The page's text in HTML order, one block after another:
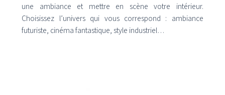
une ambiance et mettre en scène votre intérieur.
Choisissez l’univers qui vous correspond : ambiance
futuriste, cinéma fantastique, style industriel…